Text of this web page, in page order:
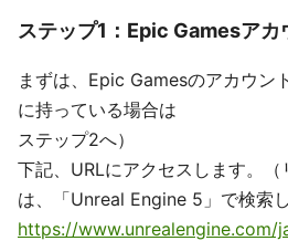
ステップ1：Epic Gamesアカ
まずは、Epic Gamesのアカウン
に持っている場合は
ステップ2へ）
下記、URLにアクセスします。
は、「Unreal Engine 5」で検索し
https://www.unrealengine.com/